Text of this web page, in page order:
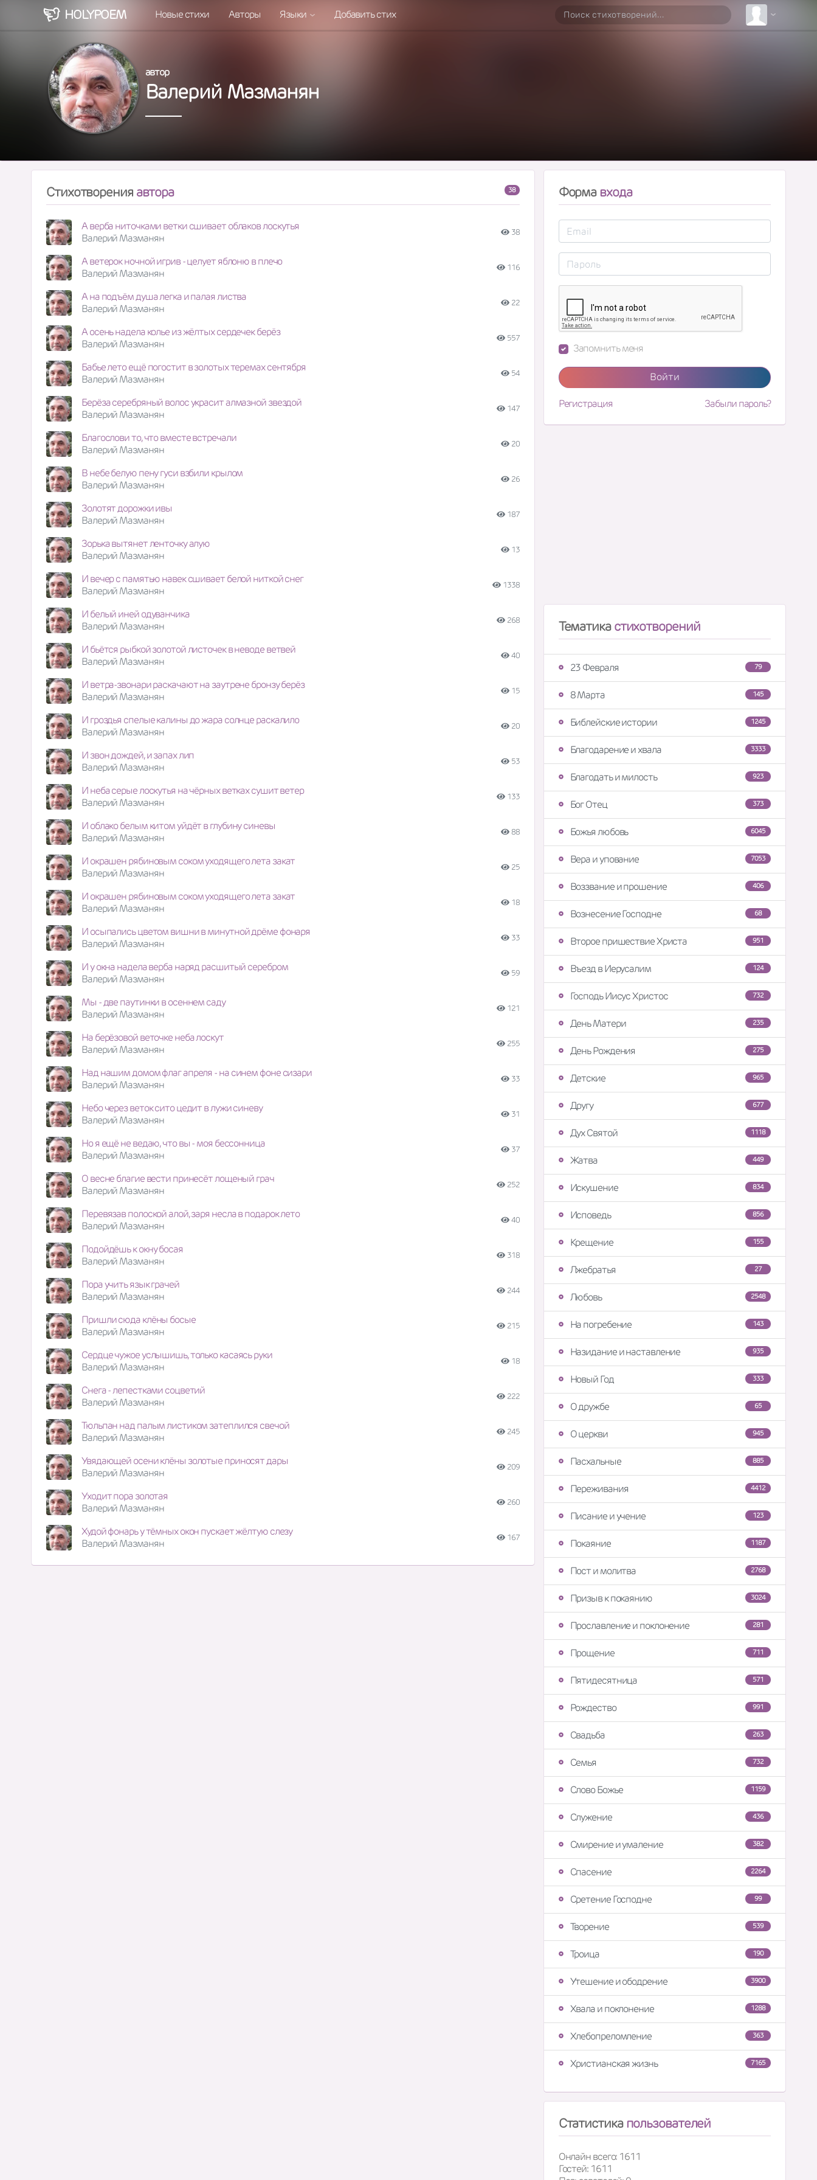
HOLYPOEM Новые стихи Авторы Языки Добавить стих
автор
Валерий Мазманян
Стихотворения автора 38
А верба ниточками ветки сшивает облаков лоскутья
Валерий Мазманян
38
А ветерок ночной игрив - целует яблоню в плечо
Валерий Мазманян
116
А на подъём душа легка и палая листва
Валерий Мазманян
22
А осень надела колье из жёлтых сердечек берёз
Валерий Мазманян
557
Бабье лето ещё погостит в золотых теремах сентября
Валерий Мазманян
54
Берёза серебряный волос украсит алмазной звездой
Валерий Мазманян
147
Благослови то, что вместе встречали
Валерий Мазманян
20
В небе белую пену гуси взбили крылом
Валерий Мазманян
26
Золотят дорожки ивы
Валерий Мазманян
187
Зорька вытянет ленточку алую
Валерий Мазманян
13
И вечер с памятью навек сшивает белой ниткой снег
Валерий Мазманян
1338
И белый иней одуванчика
Валерий Мазманян
268
И бьётся рыбкой золотой листочек в неводе ветвей
Валерий Мазманян
40
И ветра-звонари раскачают на заутрене бронзу берёз
Валерий Мазманян
15
И гроздья спелые калины до жара солнце раскалило
Валерий Мазманян
20
И звон дождей, и запах лип
Валерий Мазманян
53
И неба серые лоскутья на чёрных ветках сушит ветер
Валерий Мазманян
133
И облако белым китом уйдёт в глубину синевы
Валерий Мазманян
88
И окрашен рябиновым соком уходящего лета закат
Валерий Мазманян
25
И окрашен рябиновым соком уходящего лета закат
Валерий Мазманян
18
И осыпались цветом вишни в минутной дрёме фонаря
Валерий Мазманян
33
И у окна надела верба наряд расшитый серебром
Валерий Мазманян
59
Мы - две паутинки в осеннем саду
Валерий Мазманян
121
На берёзовой веточке неба лоскут
Валерий Мазманян
255
Над нашим домом флаг апреля - на синем фоне сизари
Валерий Мазманян
33
Небо через веток сито цедит в лужи синеву
Валерий Мазманян
31
Но я ещё не ведаю, что вы - моя бессонница
Валерий Мазманян
37
О весне благие вести принесёт лощеный грач
Валерий Мазманян
252
Перевязав полоской алой, заря несла в подарок лето
Валерий Мазманян
40
Подойдёшь к окну босая
Валерий Мазманян
318
Пора учить язык грачей
Валерий Мазманян
244
Пришли сюда клёны босые
Валерий Мазманян
215
Сердце чужое услышишь, только касаясь руки
Валерий Мазманян
18
Снега - лепестками соцветий
Валерий Мазманян
222
Тюльпан над палым листиком затеплился свечой
Валерий Мазманян
245
Увядающей осени клёны золотые приносят дары
Валерий Мазманян
209
Уходит пора золотая
Валерий Мазманян
260
Худой фонарь у тёмных окон пускает жёлтую слезу
Валерий Мазманян
167
Форма входа
Запомнить меня
Войти
Регистрация Забыли пароль?
Тематикастихотворений
79
23 Февраля
145
8 Марта
1245
Библейские истории
3333
Благодарение и хвала
923
Благодать и милость
373
Бог Отец
6045
Божья любовь
7053
Вера и упование
406
Воззвание и прошение
68
Вознесение Господне
951
Второе пришествие Христа
124
Въезд в Иерусалим
732
Господь Иисус Христос
235
День Матери
275
День Рождения
965
Детские
677
Другу
1118
Дух Святой
449
Жатва
834
Искушение
856
Исповедь
155
Крещение
27
Лжебратья
2548
Любовь
143
На погребение
935
Назидание и наставление
333
Новый Год
65
О дружбе
945
О церкви
885
Пасхальные
4412
Переживания
123
Писание и учение
1187
Покаяние
2768
Пост и молитва
3024
Призыв к покаянию
281
Прославление и поклонение
711
Прощение
571
Пятидесятница
991
Рождество
263
Свадьба
732
Семья
1159
Слово Божье
436
Служение
382
Смирение и умаление
2264
Спасение
99
Сретение Господне
539
Творение
190
Троица
3900
Утешение и ободрение
1288
Хвала и поклонение
363
Хлебопреломление
7165
Христианская жизнь
Статистика пользователей
Онлайн всего: 1611
Гостей: 1611